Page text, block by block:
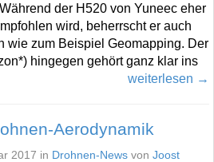
der H520 von Yuneec eher
wird, beherrscht er auch
wie zum Beispiel Geomapping. Der
hingegen gehört ganz klar ins
weiterlesen →
Aerodynamik
2017 in Drohnen-News von Joost